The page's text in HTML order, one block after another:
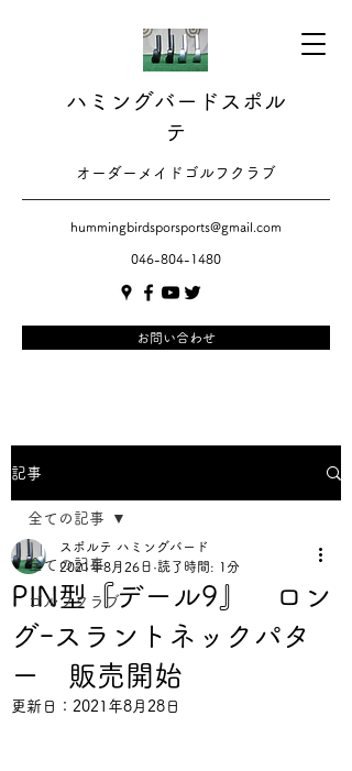
ハミングバードスポル
テ
​​オーダーメイドゴルフクラブ
hummingbirdsporsports@gmail.com
046-804-1480
お問い合わせ
記事
全ての記事
ゴルフクラブ
全ての記事
PIN型『デール9』 ロン
グｰスラントネックパタ
ー 販売開始
スポルテ ハミングバード
2021年8月26日 読了時間: 1分
更新日： 2021年8月28日